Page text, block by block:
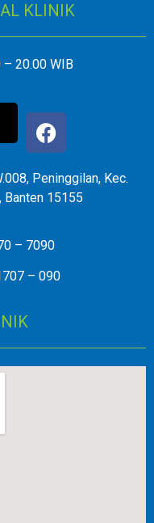
KLINIK
– 20.00 WIB
Peninggilan, Kec.
Banten 15155
– 7090
– 090